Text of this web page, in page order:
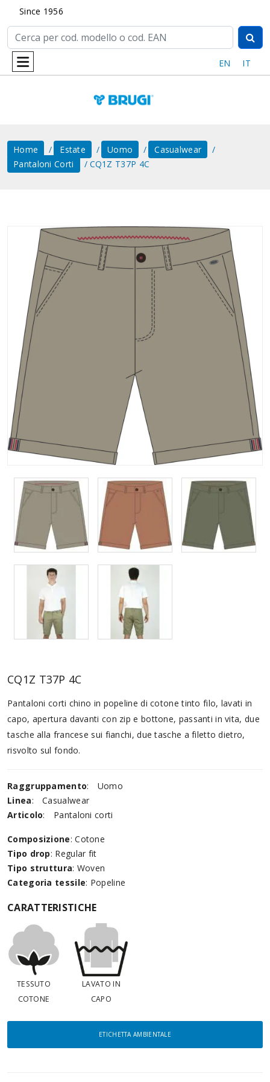
Since 1956
EN IT
Home Estate Uomo
Casualwear
Pantaloni Corti
CQ1Z T37P 4C
CQ1Z T37P 4C
Pantaloni corti chino in popeline di cotone tinto filo, lavati in
capo, apertura davanti con zip e bottone, passanti in vita, due
tasche alla francese sui fianchi, due tasche a filetto dietro,
risvolto sul fondo.
Raggruppamento:
Uomo
Linea:
Casualwear
Articolo: Pantaloni corti
Composizione: Cotone
Tipo drop: Regular fit
Tipo struttura: Woven
Categoria tessile: Popeline
CARATTERISTICHE
TESSUTO
COTONE
LAVATO IN
CAPO
ETICHETTA AMBIENTALE